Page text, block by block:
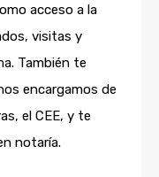
acceso a la
visitas y
También te
encargamos de
el CEE, y te
notaría.